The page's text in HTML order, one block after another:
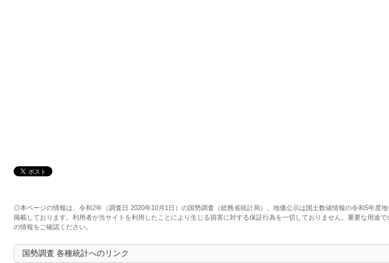
◎本ページの情報は、令和2年（調査日 2020年10月1日）の国勢調査（総務省統計局）、地価公示は国土数値情報の令和5年度
掲載しております。利用者が当サイトを利用したことにより生じる損害に対する保証行為を一切しておりません。重要な用途
の情報をご確認ください。
国勢調査 各種統計へのリンク